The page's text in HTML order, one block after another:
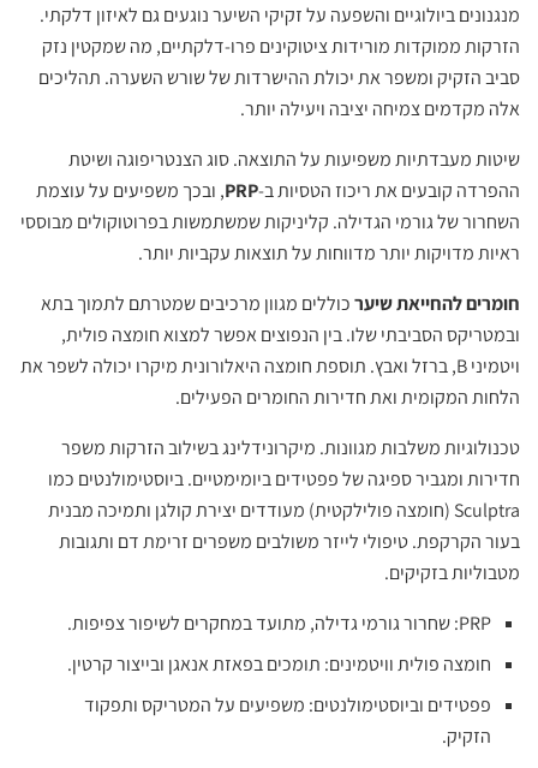
מנגנונים ביולוגיים והשפעה על זקיקי השיער נוגעים גם לאיזון דלקתי.
הזרקות ממוקדות מורידות ציטוקינים פרו-דלקתיים, מה שמקטין נזק
סביב הזקיק ומשפר את יכולת ההישרדות של שורש השערה. תהליכים
אלה מקדמים צמיחה יציבה ויעילה יותר.
שיטות מעבדתיות משפיעות על התוצאה. סוג הצנטריפוגה ושיטת
ההפרדה קובעים את ריכוז הטסיות ב-PRP, ובכך משפיעים על עוצמת
השחרור של גורמי הגדילה. קליניקות שמשתמשות בפרוטוקולים מבוססי
ראיות מדויקות יותר מדווחות על תוצאות עקביות יותר.
חומרים להחייאת שיערכוללים מגוון מרכיבים שמטרתם לתמוך בתא
ובמטריקס הסביבתי שלו. בין הנפוצים אפשר למצוא חומצה פולית,
ויטמיני B, ברזל ואבץ. תוספת חומצה היאלורונית מיקרו יכולה לשפר את
הלחות המקומית ואת חדירות החומרים הפעילים.
טכנולוגיות משלבות מגוונות. מיקרונידלינג בשילוב הזרקות משפר
חדירות ומגביר ספיגה של פפטידים ביומימטיים. ביוסטימולנטים כמו
Sculptra (חומצה פולילקטית) מעודדים יצירת קולגן ותמיכה מבנית
בעור הקרקפת. טיפולי לייזר משולבים משפרים זרימת דם ותגובות
מטבוליות בזקיקים.
PRP: שחרור גורמי גדילה, מתועד במחקרים לשיפור צפיפות.
חומצה פולית וויטמינים: תומכים בפאזת אנאגן ובייצור קרטין.
פפטידים וביוסטימולנטים: משפיעים על המטריקס ותפקוד
הזקיק.